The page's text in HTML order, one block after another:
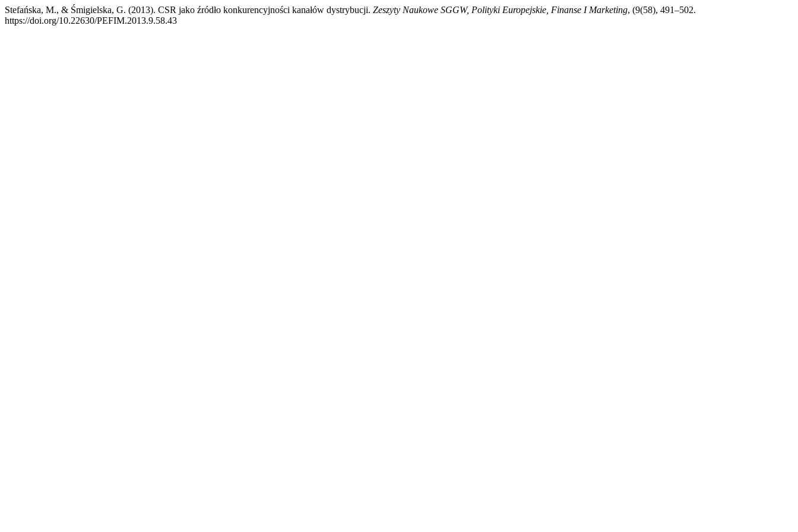
Stefańska, M., & Śmigielska, G. (2013). CSR jako źródło konkurencyjności kanałów dystrybucji. Zeszyty Naukowe SGGW, Polityki Europejskie, Finanse I Marketing, (9(58), 491–502.
https://doi.org/10.22630/PEFIM.2013.9.58.43